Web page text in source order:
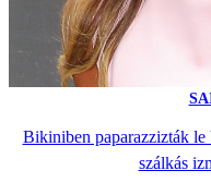
Bikiniben paparazzizták
szálkás